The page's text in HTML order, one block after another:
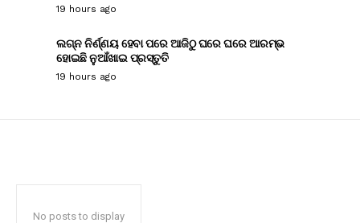
19 hours ago
ଲଗ୍ନ ନିର୍ଣ୍ଣୟ ହେବା ପରେ ଆଜିଠୁ ଘରେ ଘରେ ଆରମ୍ଭ
ହୋଇଛି ନୁଆଁଖାଇ ପ୍ରସ୍ତୁତି
19 hours ago
No posts to display